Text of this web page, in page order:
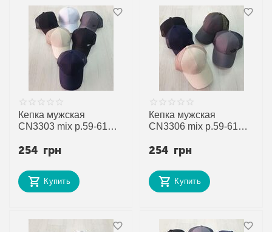
Кепка мужская
CN3303 mix р.59-61
оптом от прямого
254 грн
Купить
Кепка мужская
CN3306 mix р.59-61
оптом от прямого
254 грн
Купить